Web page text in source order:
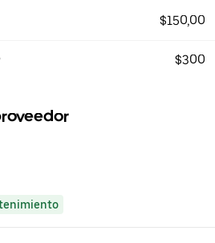
$150,00
$300